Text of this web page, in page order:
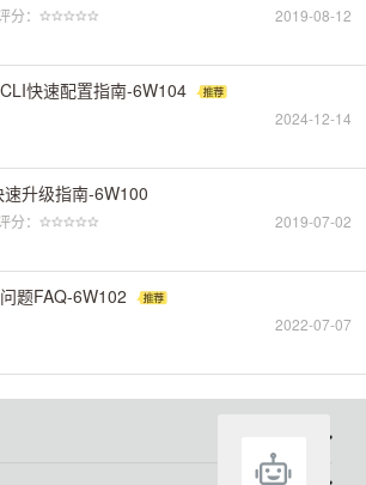
分：
2019-08-12
快速配置指南-6W104
2024-12-14
升级指南-6W100
分：
2019-07-02
题FAQ-6W102
2022-07-07